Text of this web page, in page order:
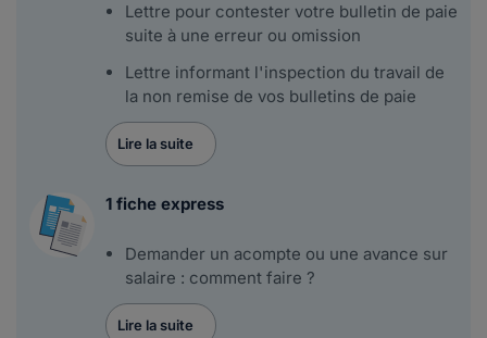
Lettre pour contester votre bulletin de paie
suite à une erreur ou omission
Lettre informant l'inspection du travail de
la non remise de vos bulletins de paie
Lire la suite
1 fiche express
Demander un acompte ou une avance sur
salaire : comment faire ?
Lire la suite